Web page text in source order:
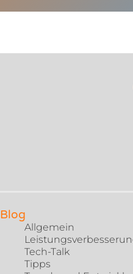
Blog
Allgemein
Tech-Talk
Tipps